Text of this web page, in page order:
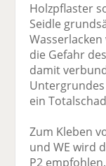
Holzpflaster
Seidle
die Gefahr
damit
ein
Zum Kleben
und WE wird
P2